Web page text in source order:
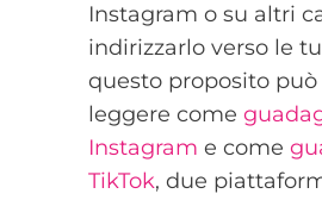
Instagram o su altri
indirizzarlo verso le
questo proposito
leggere come
Instagram e come
TikTok, due